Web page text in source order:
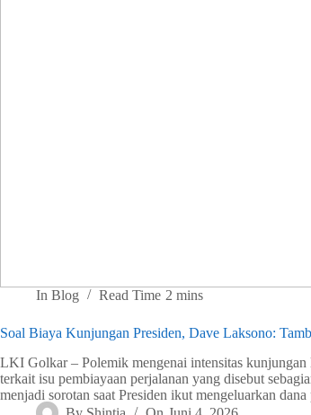
In Blog Read Time 2 mins
Soal Biaya Kunjungan Presiden, Dave Laksono:
LKI Golkar – Polemik mengenai intensitas
terkait isu pembiayaan perjalanan yang disebut
menjadi sorotan saat Presiden ikut mengeluarkan